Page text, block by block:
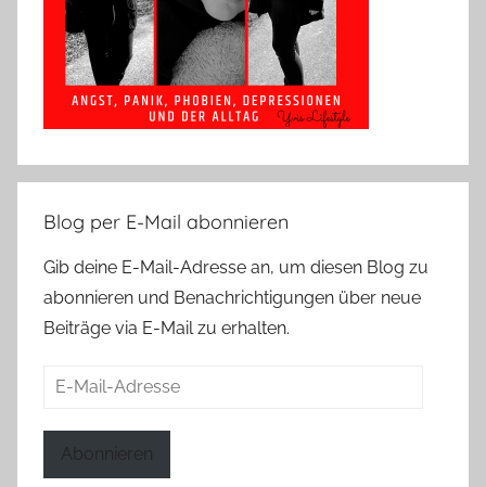
Blog per E-Mail abonnieren
Gib deine E-Mail-Adresse an, um diesen Blog zu
abonnieren und Benachrichtigungen über neue
Beiträge via E-Mail zu erhalten.
E-
Abonnieren